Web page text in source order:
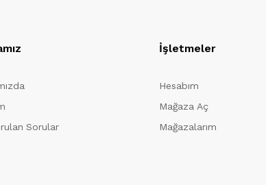
Sorular
İşletmeler
Hesabım
Mağaza Aç
Mağazalarım